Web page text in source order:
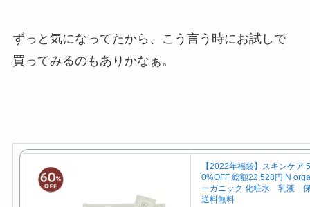
ずっと気になってたから、こう言う時にお試しで
買ってみるのもありかなぁ。
【2022年福袋】スキンケア
0%OFF 総額22,528円 N
ーガニック 化粧水 乳液
送料無料